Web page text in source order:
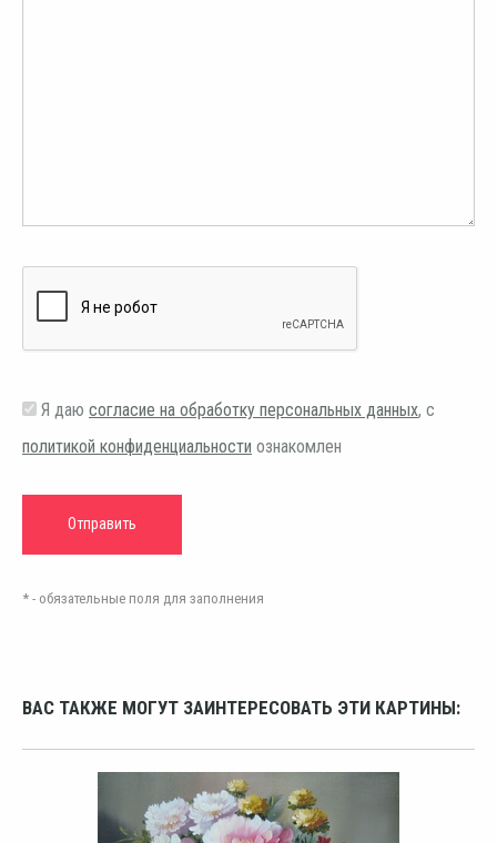
Я даю согласие на обработку персональных данных, с
политикой конфиденциальности ознакомлен
* - обязательные поля для заполнения
ВАС ТАКЖЕ МОГУТ ЗАИНТЕРЕСОВАТЬ ЭТИ КАРТИНЫ: